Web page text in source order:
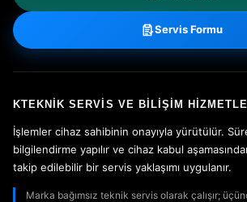
Servis Formu
KTEKNIK SERVIS VE BILIŞIM
İşlemler cihaz sahibinin onayıyla yürütülür.
bilgilendirme yapılır ve cihaz kabul
takip edilebilir bir servis yaklaşımı uygulanır.
Marka bağımsız teknik servis olarak çalışır;